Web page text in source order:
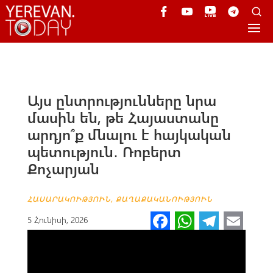
Այս ընտրությունները նրա
մասին են, թե Հայաստանը
արդյո՞ք մնալու է հայկական
պետություն․ Ռոբերտ
Քոչարյան
ՀԱՍԱՐԱԿՈՒԹՅՈՒՆ, ՔԱՂԱՔԱԿԱՆՈՒԹՅՈՒՆ
5 Հունիսի, 2026 Fa W Te